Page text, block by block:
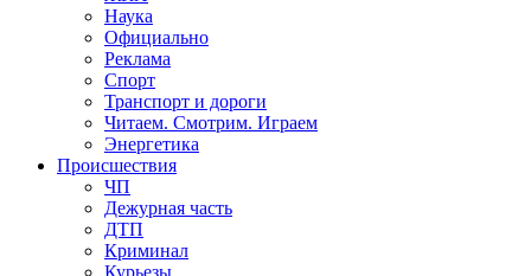
Наука
Официально
Реклама
Спорт
Транспорт и дороги
Читаем. Смотрим. Играем
Энергетика
Происшествия
ЧП
Дежурная часть
ДТП
Криминал
Курьезы